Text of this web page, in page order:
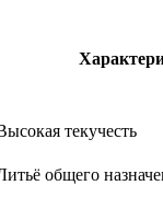
текучесть
общего